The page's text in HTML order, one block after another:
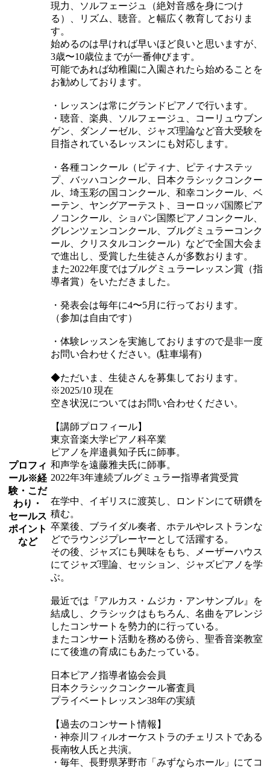
プロフィ
ール※経
験・こだ
わり・
セールス
ポイント
など
現力、ソルフェージュ（絶対音感を身につけ
る）、リズム、聴音。と幅広く教育しておりま
す。
始めるのは早ければ早いほど良いと思いますが、
3歳〜10歳位までが一番伸びます。
可能であれば幼稚園に入園されたら始めることを
お勧めしております。
・レッスンは常にグランドピアノで行います。
・聴音、楽典、ソルフェージュ、コーリュウブン
ゲン、ダンノーゼル、ジャズ理論など音大受験を
目指されているレッスンにも対応します。
・各種コンクール（ピティナ、ピティナステッ
プ、バッハコンクール、日本クラシックコンクー
ル、埼玉彩の国コンクール、和幸コンクール、ベ
ーテン、ヤングアーテスト、ヨーロッパ国際ピア
ノコンクール、ショパン国際ピアノコンクール、
グレンツェンコンクール、ブルグミュラーコンク
ール、クリスタルコンクール）などで全国大会ま
で進出し、受賞した生徒さんが多数おります。
また2022年度ではブルグミュラーレッスン賞（指
導者賞）をいただきました。
・発表会は毎年に4〜5月に行っております。
（参加は自由です）
・体験レッスンを実施しておりますので是非一度
お問い合わせください。(駐車場有)
◆ただいま、生徒さんを募集しております。
※2025/10 現在
空き状況についてはお問い合わせください。
【講師プロフィール】
東京音楽大学ピアノ科卒業
ピアノを岸邉眞知子氏に師事。
和声学を遠藤雅夫氏に師事。
2022年3年連続ブルグミュラー指導者賞受賞
在学中、イギリスに渡英し、ロンドンにて研鑽を
積む。
卒業後、ブライダル奏者、ホテルやレストランな
どでラウンジプレーヤーとして活躍する。
その後、ジャズにも興味をもち、メーザーハウス
にてジャズ理論、セッション、ジャズピアノを学
ぶ。
最近では『アルカス・ムジカ・アンサンブル』を
結成し、クラシックはもちろん、名曲をアレンジ
したコンサートを勢力的に行っている。
またコンサート活動を務める傍ら、聖香音楽教室
にて後進の育成にもあたっている。
日本ピアノ指導者協会会員
日本クラシックコンクール審査員
プライベートレッスン38年の実績
【過去のコンサート情報】
・神奈川フィルオーケストラのチェリストである
長南牧人氏と共演。
・毎年、長野県茅野市「みずならホール」にてコ